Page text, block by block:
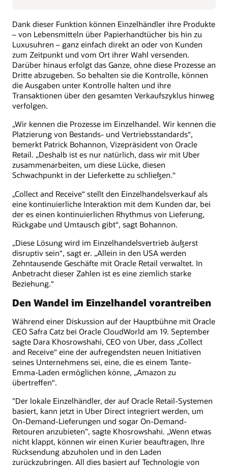
Dank dieser Funktion können Einzelhändler ihre Produkte
– von Lebensmitteln über Papierhandtücher bis hin zu
Luxusuhren – ganz einfach direkt an oder von Kunden
zum Zeitpunkt und vom Ort ihrer Wahl versenden.
Darüber hinaus erfolgt das Ganze, ohne diese Prozesse an
Dritte abzugeben. So behalten sie die Kontrolle, können
die Ausgaben unter Kontrolle halten und ihre
Transaktionen über den gesamten Verkaufszyklus hinweg
verfolgen.
„Wir kennen die Prozesse im Einzelhandel. Wir kennen die
Platzierung von Bestands- und Vertriebsstandards“,
bemerkt Patrick Bohannon, Vizepräsident von Oracle
Retail. „Deshalb ist es nur natürlich, dass wir mit Uber
zusammenarbeiten, um diese Lücke, diesen
Schwachpunkt in der Lieferkette zu schließen.“
„Collect and Receive“ stellt den Einzelhandelsverkauf als
eine kontinuierliche Interaktion mit dem Kunden dar, bei
der es einen kontinuierlichen Rhythmus von Lieferung,
Rückgabe und Umtausch gibt“, sagt Bohannon.
„Diese Lösung wird im Einzelhandelsvertrieb äußerst
disruptiv sein“, sagt er. „Allein in den USA werden
Zehntausende Geschäfte mit Oracle Retail verwaltet. In
Anbetracht dieser Zahlen ist es eine ziemlich starke
Beziehung.“
Den Wandel im Einzelhandel vorantreiben
Während einer Diskussion auf der Hauptbühne mit Oracle
CEO Safra Catz bei Oracle CloudWorld am 19. September
sagte Dara Khosrowshahi, CEO von Uber, dass „Collect
and Receive“ eine der aufregendsten neuen Initiativen
seines Unternehmens sei, eine, die es einem Tante-
Emma-Laden ermöglichen könne, „Amazon zu
übertreffen“.
"Der lokale Einzelhändler, der auf Oracle Retail-Systemen
basiert, kann jetzt in Uber Direct integriert werden, um
On-Demand-Lieferungen und sogar On-Demand-
Retouren anzubieten", sagte Khosrowshahi. „Wenn etwas
nicht klappt, können wir einen Kurier beauftragen, Ihre
Rücksendung abzuholen und in den Laden
zurückzubringen. All dies basiert auf Technologie von